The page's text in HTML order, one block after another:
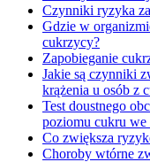
Czynniki ryzyka
Gdzie w
cukrzycy?
Zapobieganie
Jakie są czynniki
krążenia u osób z
Test doustnego
poziomu cukru
Co zwiększa
Choroby wtórne